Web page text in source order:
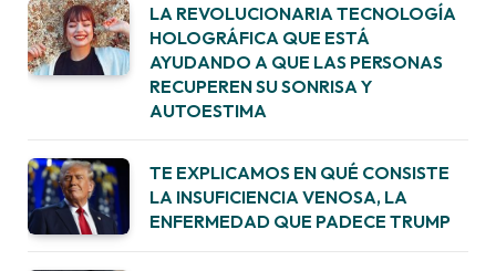
LA REVOLUCIONARIA TECNOLOGÍA
HOLOGRÁFICA QUE ESTÁ
AYUDANDO A QUE LAS PERSONAS
RECUPEREN SU SONRISA Y
AUTOESTIMA
TE EXPLICAMOS EN QUÉ CONSISTE
LA INSUFICIENCIA VENOSA, LA
ENFERMEDAD QUE PADECE TRUMP